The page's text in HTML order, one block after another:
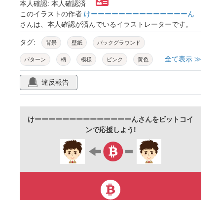
本人確認: 本人確認済
このイラストの作者 けーーーーーーーーーーーーーーん
さんは、本人確認が済んでいるイラストレーターです。
タグ: 背景 壁紙 バックグラウンド
パターン 柄 模様 ピンク 黄色
イエロー ハート
水玉 ドット ポップ かわいい
淡い 明るい 楽しい
バレンタイン
ホワイトデー
スクエア
全て表示 ≫
違反報告
けーーーーーーーーーーーーーーんさんをビットコイ
ンで応援しよう!